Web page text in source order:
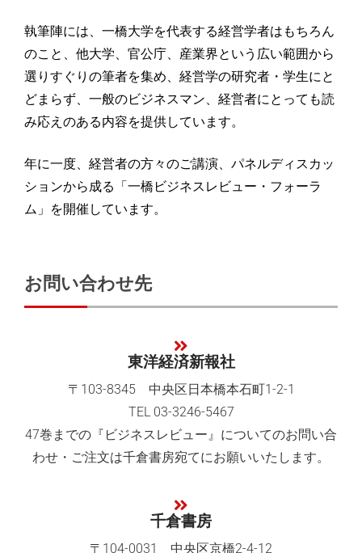
ー
執筆陣には、一橋大学を代表する経営学者はもちろん
のこと、他大学、官公庁、産業界という広い範囲から
選りすぐりの筆者を集め、経営学の研究者・学生にと
どまらず、一般のビジネスマン、経営者にとっても読
み応えのある内容を提供しています。
年に一度、経営者の方々のご講演、パネルディスカッ
ションから成る「一橋ビジネスレビュー・フォーラ
ム」を開催しています。
お問い合わせ先
東洋経済新報社
〒103-8345 中央区日本橋本石町1-2-1
TEL 03-3246-5467
47巻までの『ビジネスレビュー』についてのお問い合
わせ・ご注文は千倉書房宛てにお願いいたします。
千倉書房
〒104-0031 中央区京橋2-4-12